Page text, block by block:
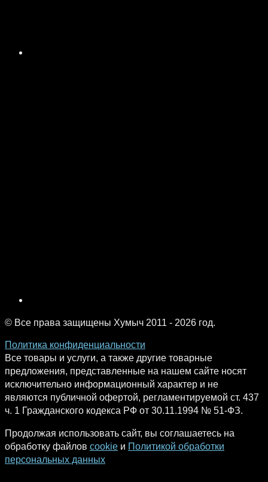
© Все права защищены Хумыч 2011 - 2026 год.
Политика конфиденциальности
Все товары и услуги, а также другие товарные
предложения, представленные на нашем сайте носят
исключительно информационный характер и не
являются публичной офертой, регламентируемой ст. 437
ч. 1 Гражданского кодекса РФ от 30.11.1994 № 51-ФЗ.
Продолжая использовать сайт, вы соглашаетесь на
обработку файлов cookie и Политикой обработки
персональных данных